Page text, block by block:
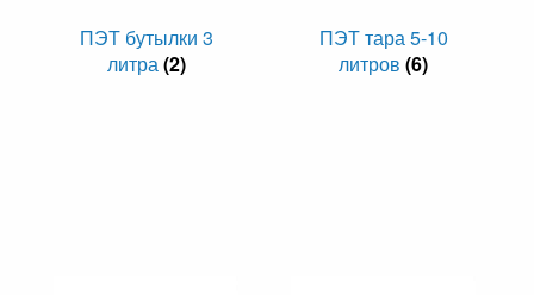
ПЭТ бутылки 3
литра(2)
ПЭТ тара 5-10
литров(6)